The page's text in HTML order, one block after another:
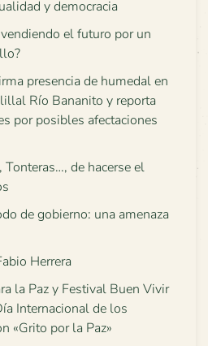
y democracia
el futuro por un
presencia de humedal en
Río Bananito y reporta
por posibles afectaciones
de hacerse el
de gobierno: una amenaza
Herrera
la Paz y Festival Buen Vivir
Internacional de los
«Grito por la Paz»